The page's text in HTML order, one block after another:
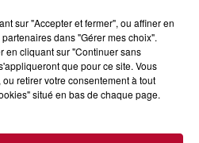
GLADIATEUR » INVESTIT
dernier, le spectacle « Le Rêve
sur "Accepter et fermer", ou affiner en
dans "Gérer mes choix".
en cliquant sur "Continuer sans
que pour ce site. Vous
retirer votre consentement à tout
situé en bas de chaque page.